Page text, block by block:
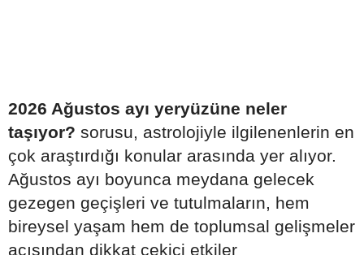
2026 Ağustos ayı yeryüzüne neler
taşıyor? sorusu, astrolojiyle ilgilenenlerin en
çok araştırdığı konular arasında yer alıyor.
Ağustos ayı boyunca meydana gelecek
gezegen geçişleri ve tutulmaların, hem
bireysel yaşam hem de toplumsal gelişmeler
açısından dikkat çekici etkiler